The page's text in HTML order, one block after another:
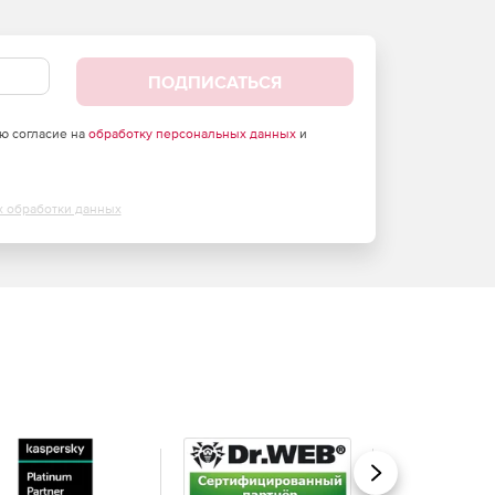
ПОДПИСАТЬСЯ
согласие на обработку персональных данныхи
обработки данных
Вперед